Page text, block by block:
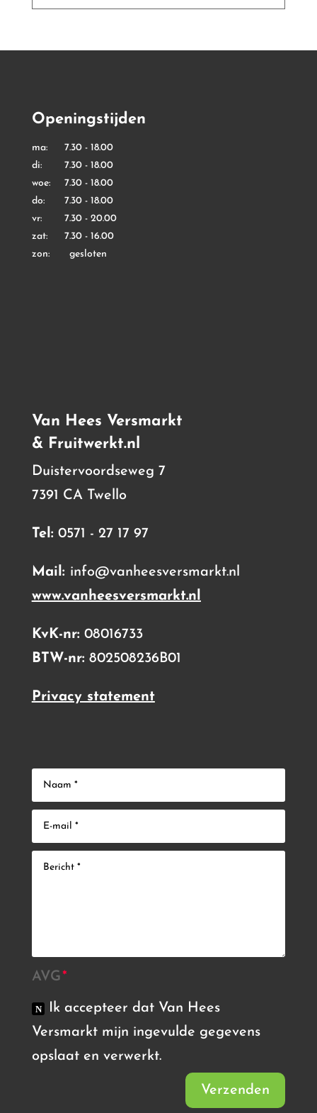
Openingstijden
ma: 7.30 - 18.00
di: 7.30 - 18.00
woe: 7.30 - 18.00
do: 7.30 - 18.00
vr: 7.30 - 20.00
zat: 7.30 - 16.00
zon: gesloten
Van Hees Versmarkt
& Fruitwerkt.nl
Duistervoordseweg 7
7391 CA Twello
Tel: 0571 - 27 17 97
Mail: info@vanheesversmarkt.nl
www.vanheesversmarkt.nl
KvK-nr: 08016733
BTW-nr: 802508236B01
Privacy statement
AVG
Ik accepteer dat Van Hees
Versmarkt mijn ingevulde gegevens
opslaat en verwerkt.
Verzenden